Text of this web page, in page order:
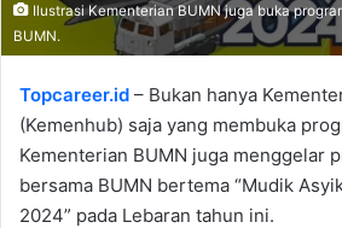
Ilustrasi Kementerian BUMN juga buka
BUMN.
Topcareer.id – Bukan hanya
(Kemenhub) saja yang membuka
Kementerian BUMN juga menggelar
bersama BUMN bertema “Mudik
2024” pada Lebaran tahun ini.